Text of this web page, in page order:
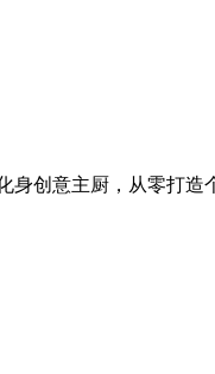
创意主厨，从零打造